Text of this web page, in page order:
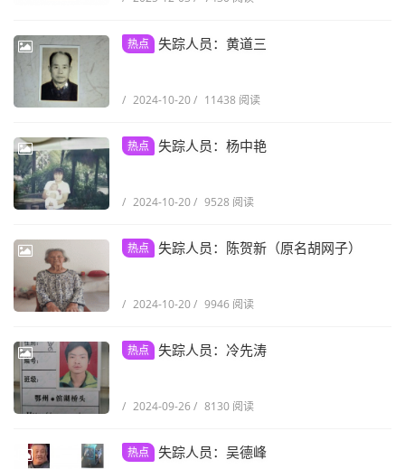
热点 失踪人员：黄道三
/ 2024-10-20/ 11438 阅读
热点 失踪人员：杨中艳
/ 2024-10-20/ 9528 阅读
热点 失踪人员：陈贺新（原名胡网子）
/ 2024-10-20/ 9946 阅读
热点 失踪人员：冷先涛
/ 2024-09-26/ 8130 阅读
热点 失踪人员：吴德峰